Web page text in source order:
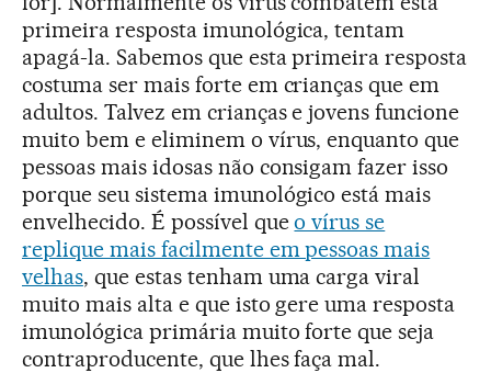
primeira resposta imunológica, tentam
apagá-la. Sabemos que esta primeira resposta
costuma ser mais forte em crianças que em
adultos. Talvez em crianças e jovens funcione
muito bem e eliminem o vírus, enquanto que
pessoas mais idosas não consigam fazer isso
porque seu sistema imunológico está mais
envelhecido. É possível queo vírus se
replique mais facilmente em pessoas mais
velhas, que estas tenham uma carga viral
muito mais alta e que isto gere uma resposta
imunológica primária muito forte que seja
contraproducente, que lhes faça mal.